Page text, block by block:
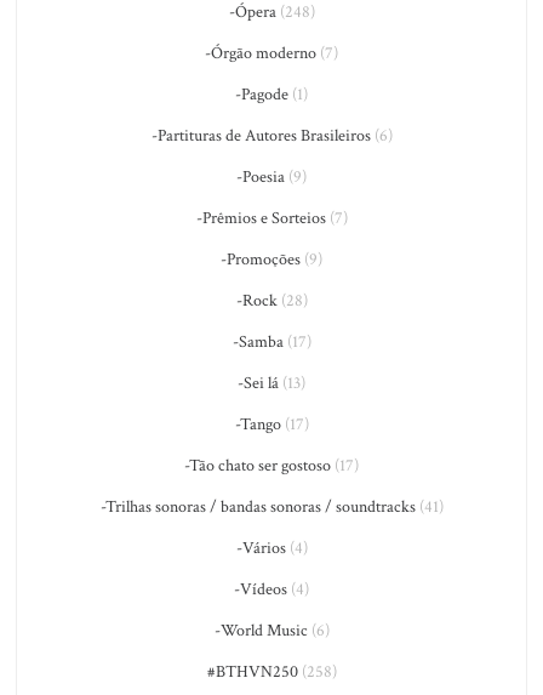
-Ópera(248)
-Órgão moderno (7)
-Pagode (1)
-Partituras de Autores Brasileiros(6)
-Poesia (9)
-Prêmios e Sorteios(7)
-Promoções (9)
-Rock(28)
-Samba(17)
-Sei lá (13)
-Tango(17)
-Tão chato ser gostoso (17)
-Trilhas sonoras / bandas sonoras / soundtracks(41)
-Vários(4)
-Vídeos (4)
-World Music (6)
#BTHVN250(258)